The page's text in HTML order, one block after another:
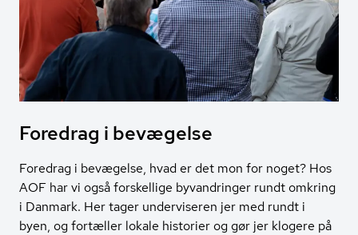
Foredrag i bevægelse
Foredrag i bevægelse, hvad er det mon for noget? Hos
AOF har vi også forskellige byvandringer rundt omkring
i Danmark. Her tager underviseren jer med rundt i
byen, og fortæller lokale historier og gør jer klogere på